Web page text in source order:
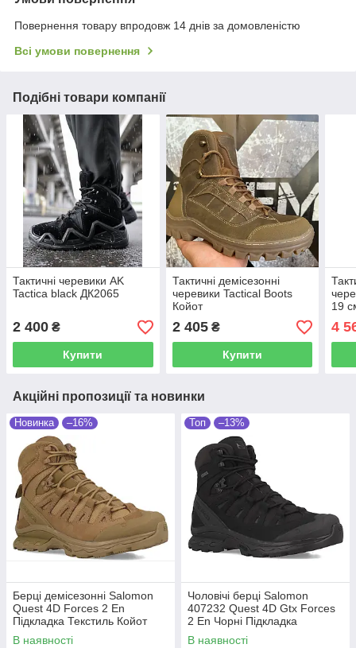
Повернення товару впродовж 14 днів за домовленістю
Всі умови повернення
Подібні товари компанії
Тактичні черевики AK
Tactica black ДК2065
2 400 ₴
Купити
Тактичні демісезонні
черевики Tactical Boots
Койот
2 405₴
Купити
19
4
Акційні пропозиції та новинки
Новинка –16%
Берці демісезонні Salomon
Quest 4D Forces 2 En
Підкладка Текстиль Койот
В наявності
Топ –13%
Чоловічі берці Salomon
407232 Quest 4D Gtx Forces
2 En Чорні Підкладка
Мембрана: Gore-Tex
В наявності